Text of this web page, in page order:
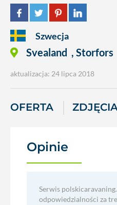
Szwecja
Svealand , Storfors
aktualizacja: 24 lipca 2018
OFERTA
Opinie
Serwis
odpowiedzialności za